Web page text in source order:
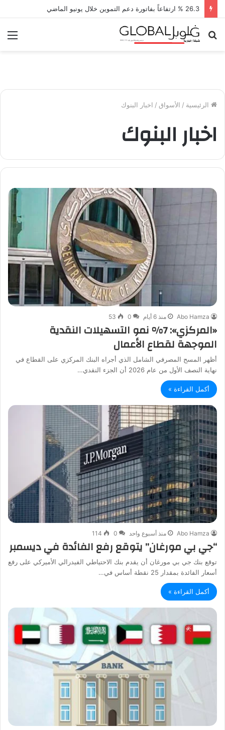
26.3 % ارتفاعاً بفاتورة دعم التموين خلال يونيو الماضي
بحث
الرئيسية / الأسواق / اخبار البنوك
اخبار البنوك
Abo Hamza منذ 6 أيام 0
53
«المركزي»: 7% نمو التسهيلات النقدية
الموجهة لقطاع الأعمال
أظهر المسح المصرفي الشامل الذي أجراه البنك المركزي على القطاع في
نهاية النصف الأول من عام 2026 أن الجزء النقدي…
أكمل القراءة »
Abo Hamza منذ أسبوع واحد 0
114
“جي بي مورغان” يتوقع رفع الفائدة في ديسمبر
توقع بنك جي بي مورغان أن يقدم بنك الاحتياطي الفيدرالي الأميركي على رفع
أسعار الفائدة بمقدار 25 نقطة أساس في…
أكمل القراءة »